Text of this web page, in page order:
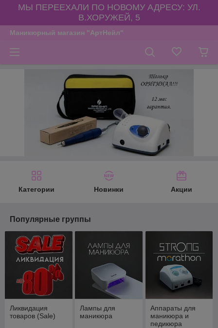
МЫ ПЕРЕЕХАЛИ ПО НОВОМУ АДРЕСУ: УЛ.
В.ХОРУЖЕЙ, 5
Маникюрный магазин "АртНейл"
Категории Новинки Акции
Популярные группы
Ликвидация
товаров (Sale)
Лампы для
маникюра
Аппараты для
маникюра и
педикюра